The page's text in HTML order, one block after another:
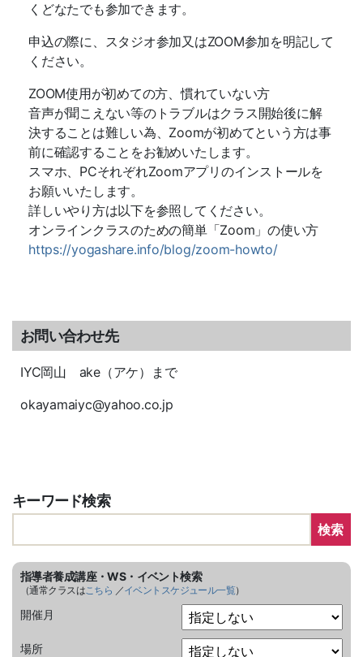
くどなたでも参加できます。
申込の際に、スタジオ参加又はZOOM参加を明記して
ください。
ZOOM使用が初めての方、慣れていない方
音声が聞こえない等のトラブルはクラス開始後に解
決することは難しい為、Zoomが初めてという方は事
前に確認することをお勧めいたします。
スマホ、PCそれぞれZoomアプリのインストールを
お願いいたします。
詳しいやり方は以下を参照してください。
オンラインクラスのための簡単「Zoom」の使い方
https://yogashare.info/blog/zoom-howto/
お問い合わせ先
IYC岡山 ake（アケ）まで
okayamaiyc@yahoo.co.jp
キーワード検索
検索
指導者養成講座・WS・イベント検索
（通常クラスはこちら ／イベントスケジュール一覧）
開催月
場所